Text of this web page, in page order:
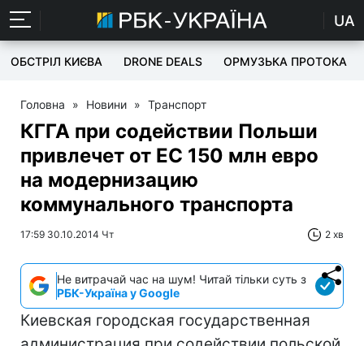
UA
ОБСТРІЛ КИЄВА DRONE DEALS ОРМУЗЬКА ПРОТОКА
Головна » Новини » Транспорт
КГГА при содействии Польши
привлечет от ЕС 150 млн евро
на модернизацию
коммунального транспорта
17:59 30.10.2014 Чт 2 хв
Не витрачай час на шум! Читай тільки суть з
РБК-Україна у Google
Киевская городская государственная